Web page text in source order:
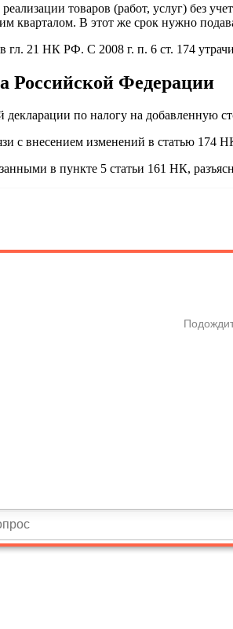
товаров (работ, услуг) без
кварталом. В этот же срок нужно
21 НК РФ. С 2008 г. п. 6 ст. 174
Российской Федерации
по налогу на добавленную
с внесением изменений в статью
в пункте 5 статьи 161 НК,